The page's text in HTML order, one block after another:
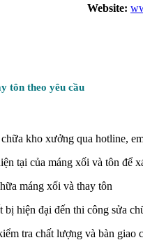
Website:
tôn theo yêu cầu
kho xưởng qua hotline,
tại của máng xối và tôn để
máng xối và thay tôn
bị hiện đại đến thi công sửa
tra chất lượng và bàn giao